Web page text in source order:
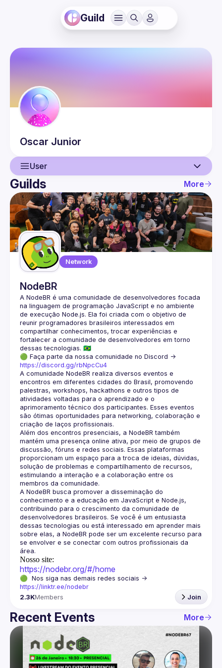
Guild
Oscar Junior
User
User
Events
Guilds
Guilds More
Network
NodeBR
A NodeBR é uma comunidade de desenvolvedores focada
na linguagem de programação JavaScript e no ambiente
de execução Node.js. Ela foi criada com o objetivo de
reunir programadores brasileiros interessados em
compartilhar conhecimentos, trocar experiências e
fortalecer a comunidade de desenvolvedores em torno
🟢 Faça parte da nossa comunidade no Discord ->
https://discord.gg/rbNpcCu4
A comunidade NodeBR realiza diversos eventos e
encontros em diferentes cidades do Brasil, promovendo
palestras, workshops, hackathons e outros tipos de
atividades voltadas para o aprendizado e o
aprimoramento técnico dos participantes. Esses eventos
são ótimas oportunidades para networking, colaboração e
Além dos encontros presenciais, a NodeBR também
mantém uma presença online ativa, por meio de grupos de
discussão, fóruns e redes sociais. Essas plataformas
proporcionam um espaço para a troca de ideias, dúvidas,
solução de problemas e compartilhamento de recursos,
estimulando a interação e a colaboração entre os
A NodeBR busca promover a disseminação do
conhecimento e a educação em JavaScript e Node.js,
contribuindo para o crescimento da comunidade de
desenvolvedores brasileiros. Se você é um entusiasta
dessas tecnologias ou está interessado em aprender mais
sobre elas, a NodeBR pode ser um excelente recurso para
se envolver e se conectar com outros profissionais da
Nosso site:
https://nodebr.org/#/home
https://linktr.ee/nodebr
2.3KMembers Join
Recent Events More